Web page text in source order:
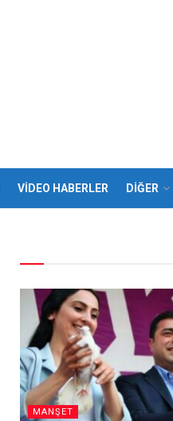
VİDEO HABERLER DİĞER
MANŞET